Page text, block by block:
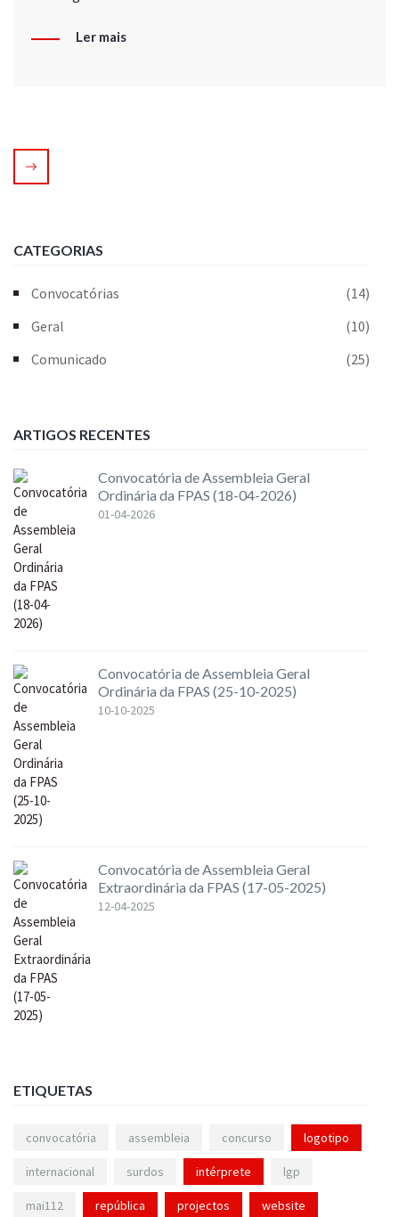
Ler mais
CATEGORIAS
Convocatórias
(14)
Geral
(10)
Comunicado
(25)
ARTIGOS RECENTES
Convocatória de Assembleia Geral
Ordinária da FPAS (18-04-2026)
01-04-2026
Convocatória de Assembleia Geral
Ordinária da FPAS (25-10-2025)
10-10-2025
Convocatória de Assembleia Geral
Extraordinária da FPAS (17-05-2025)
12-04-2025
ETIQUETAS
convocatória assembleia concurso logotipo
internacional surdos intérprete lgp
mai112 república projectos website